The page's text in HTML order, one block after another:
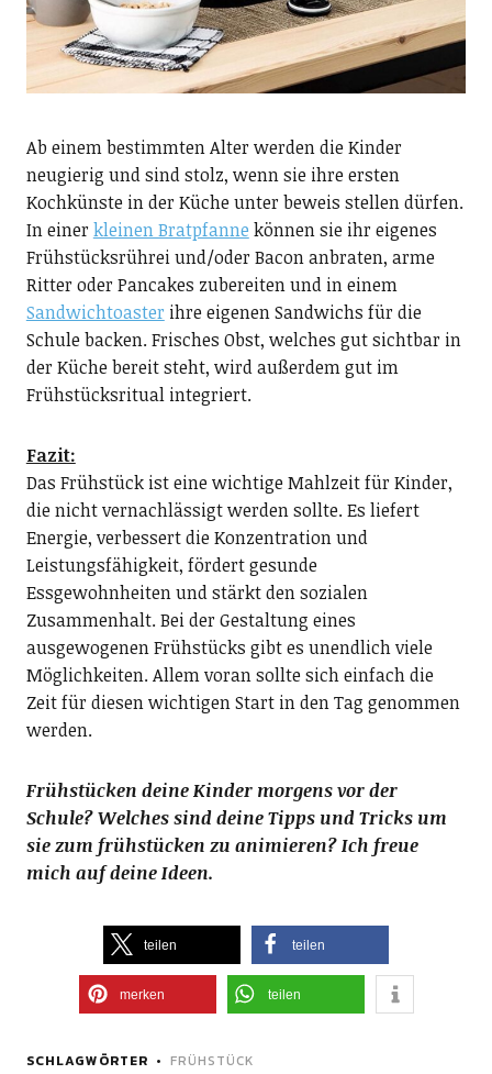
Ab einem bestimmten Alter werden die Kinder
neugierig und sind stolz, wenn sie ihre ersten
Kochkünste in der Küche unter beweis stellen dürfen.
In einerkleinen Bratpfanne können sie ihr eigenes
Frühstücksrührei und/oder Bacon anbraten, arme
Ritter oder Pancakes zubereiten und in einem
Sandwichtoaster ihre eigenen Sandwichs für die
Schule backen. Frisches Obst, welches gut sichtbar in
der Küche bereit steht, wird außerdem gut im
Frühstücksritual integriert.
Fazit:
Das Frühstück ist eine wichtige Mahlzeit für Kinder,
die nicht vernachlässigt werden sollte. Es liefert
Energie, verbessert die Konzentration und
Leistungsfähigkeit, fördert gesunde
Essgewohnheiten und stärkt den sozialen
Zusammenhalt. Bei der Gestaltung eines
ausgewogenen Frühstücks gibt es unendlich viele
Möglichkeiten. Allem voran sollte sich einfach die
Zeit für diesen wichtigen Start in den Tag genommen
werden.
Frühstücken deine Kinder morgens vor der
Schule? Welches sind deine Tipps und Tricks um
sie zum frühstücken zu animieren? Ich freue
mich auf deine Ideen.
teilen teilen
merken teilen
SCHLAGWÖRTER FRÜHSTÜCK